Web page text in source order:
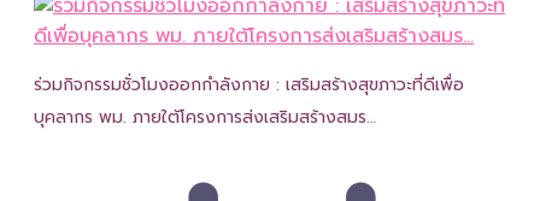
ร่วมกิจกรรมชั่วโมงออกกำลังกาย : เสริมสร้างสุขภาวะที่ดีเพื่อ
บุคลากร พม. ภายใต้โครงการส่งเสริมสร้างสมร…